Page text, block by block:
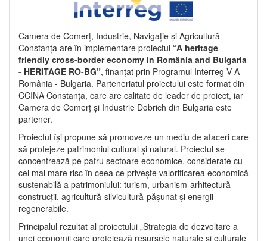
Camera de Comerț, Industrie, Navigație și Agricultură
Constanța are în implementare proiectul “A heritage
friendly cross-border economy in România and Bulgaria
- HERITAGE RO-BG”, finanțat prin Programul Interreg V-A
România - Bulgaria. Parteneriatul proiectului este format din
CCINA Constanța, care are calitate de leader de proiect, iar
Camera de Comerț și Industrie Dobrich din Bulgaria este
partener.
Proiectul își propune să promoveze un mediu de afaceri care
să protejeze patrimoniul cultural și natural. Proiectul se
concentrează pe patru sectoare economice, considerate cu
cel mai mare risc în ceea ce privește valorificarea economică
sustenabilă a patrimoniului: turism, urbanism-arhitectură-
construcții, agricultură-silvicultură-pășunat și energii
regenerabile.
Principalul rezultat al proiectului „Strategia de dezvoltare a
unei economii care protejează resursele naturale și culturale